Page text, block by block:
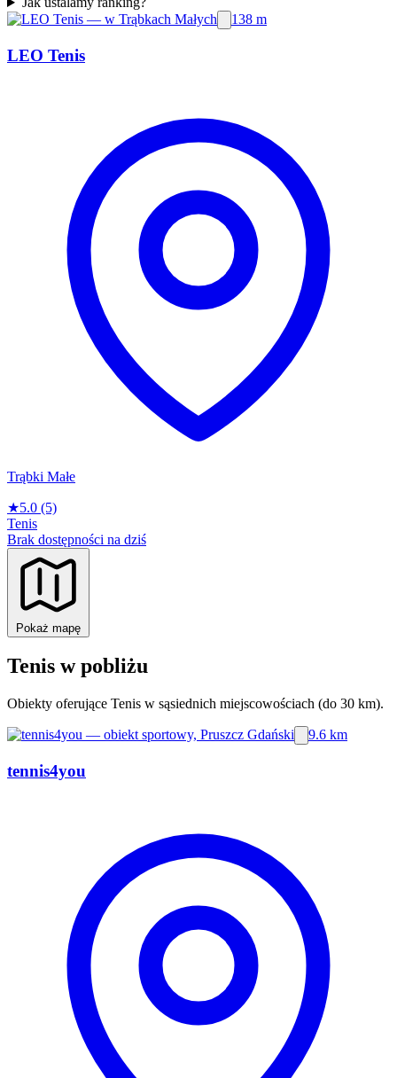
138 m
LEO Tenis
Trąbki Małe
★5.0 (5)
Tenis
Brak dostępności na dziś
Pokaż mapę
Tenis w pobliżu
Obiekty oferujące Tenis w sąsiednich miejscowościach (do 30 km).
9.6 km
tennis4you